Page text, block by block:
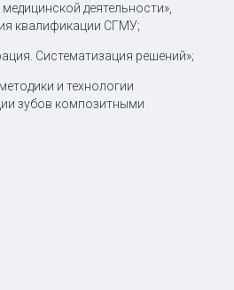
деятельности»,
квалификации СГМУ;
Систематизация решений»;
и технологии
зубов композитными